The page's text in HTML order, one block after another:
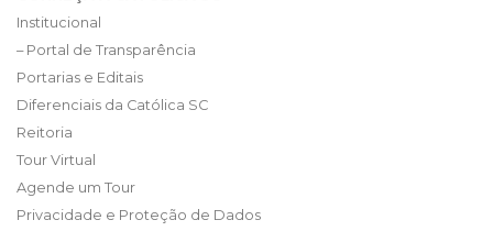
Institucional
– Portal de Transparência
Portarias e Editais
Diferenciais da Católica SC
Reitoria
Tour Virtual
Agende um Tour
Privacidade e Proteção de Dados